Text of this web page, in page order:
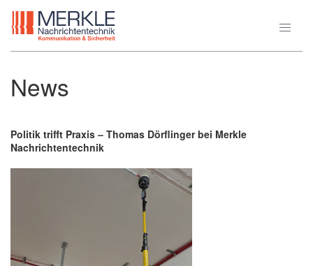
News
Politik trifft Praxis – Thomas Dörflinger bei Merkle
Nachrichtentechnik